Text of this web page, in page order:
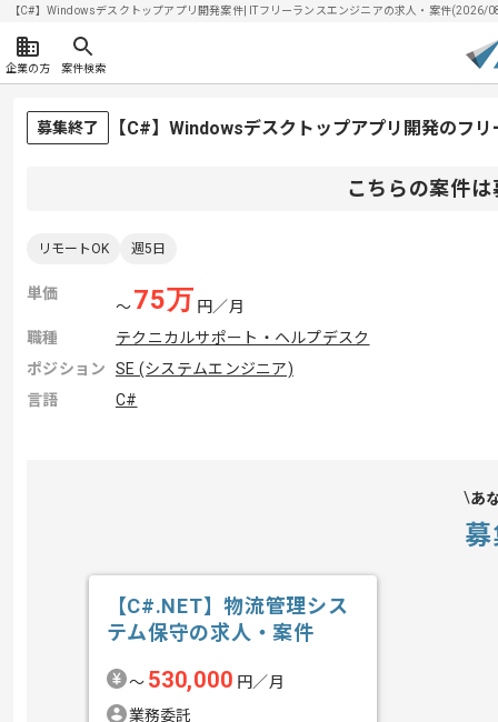
【C#】Windowsデスクトップアプリ開発案件| ITフリーランスエンジニアの求人・案件(2026/
企業の方 案件検索
募集終了 【C#】Windowsデスクトップアプリ開発のフ
こちらの案件
リモートOK 週5日
単価
〜75万 円／月
職種
テクニカルサポート・ヘルプデスク
ポジション
SE (システムエンジニア)
言語
C#
あ
【C#.NET】物流管理シス
テム保守の求人・案件
〜 530,000 円／月
業務委託